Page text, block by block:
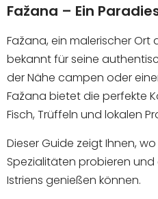
Fažana – Ein
Fažana, ein malerischer Ort
bekannt für seine
der Nähe campen oder
Fažana bietet die perfekte
Fisch, Trüffeln und lokalen
Dieser Guide zeigt Ihnen,
Spezialitäten probieren
Istriens genießen können.